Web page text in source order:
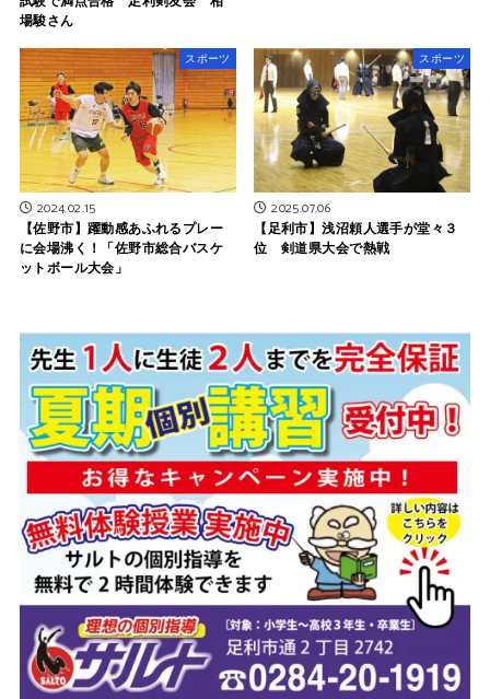
場駿さん
スポーツ
2024.02.15
【佐野市】躍動感あふれるプレー
に会場沸く！「佐野市総合バスケ
ットボール大会」
スポーツ
2025.07.06
【足利市】浅沼頼人選手が堂々３
位 剣道県大会で熱戦